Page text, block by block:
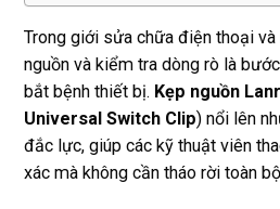
Trong giới sửa chữa điện thoại
nguồn và kiểm tra dòng rò là
bắt bệnh thiết bị. Kẹp nguồn
Universal Switch Clip) nổi lên
đắc lực, giúp các kỹ thuật viên
xác mà không cần tháo rời toàn